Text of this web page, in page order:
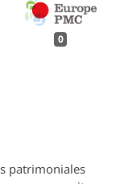
0
patrimoniales